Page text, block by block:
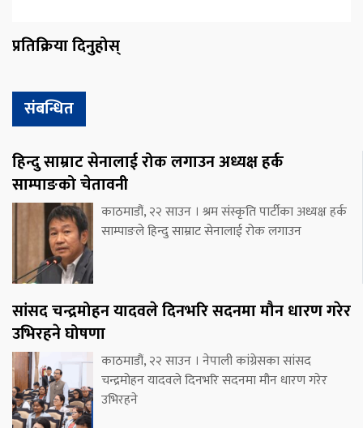
प्रतिक्रिया दिनुहोस्
संबन्धित
हिन्दु साम्राट सेनालाई रोक लगाउन अध्यक्ष हर्क
साम्पाङको चेतावनी
काठमाडौं, २२ साउन । श्रम संस्कृति पार्टीका अध्यक्ष हर्क
साम्पाङले हिन्दु साम्राट सेनालाई रोक लगाउन
सांसद चन्द्रमोहन यादवले दिनभरि सदनमा मौन धारण गरेर
उभिरहने घोषणा
काठमाडौं, २२ साउन । नेपाली कांग्रेसका सांसद
चन्द्रमोहन यादवले दिनभरि सदनमा मौन धारण गरेर
उभिरहने